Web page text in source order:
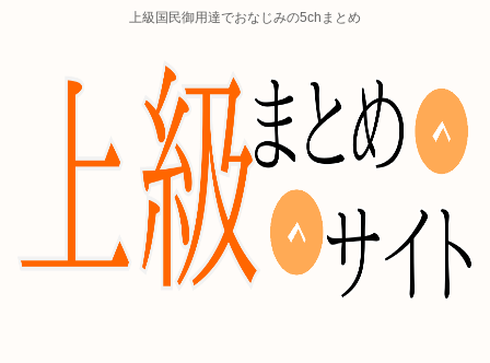
上級国民御用達でおなじみの5chまとめ